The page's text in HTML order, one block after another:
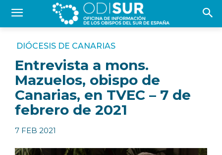
DIÓCESIS DE CANARIAS
Entrevista a mons.
Mazuelos, obispo de
Canarias, en TVEC – 7 de
febrero de 2021
7 FEB 2021